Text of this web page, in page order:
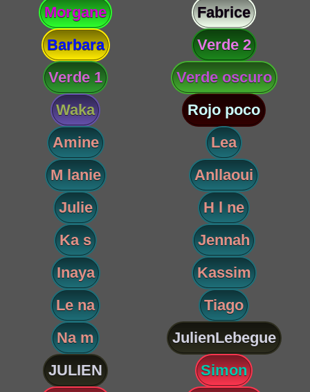
Morgane
Fabrice
Barbara
Verde 2
Verde 1
Verde oscuro
Waka
Rojo poco
Amine
Lea
M lanie
Anllaoui
Julie
H l ne
Ka s
Jennah
Inaya
Kassim
Le na
Tiago
Na m
JulienLebegue
JULIEN
Simon